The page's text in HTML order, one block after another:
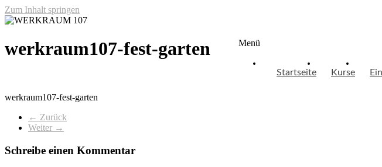
Zum Inhalt springen
WERKRAUM 107 Menü
Startseite Kurse
werkraum107-fest-garten
werkraum107-fest-garten
← Zurück
Weiter →
Schreibe einen Kommentar